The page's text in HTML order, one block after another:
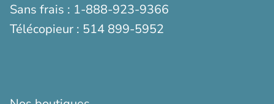
Sans frais : 1-888-923-9366
Télécopieur : 514 899-5952